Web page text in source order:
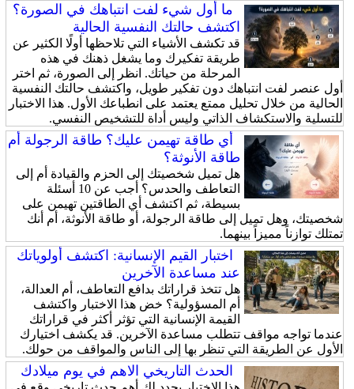
ما أول شيء لفت انتباهك في الصورة؟
اكتشف حالتك النفسية الحالية
قد تكشف الأشياء التي تلاحظها أولًا الكثير عن
طريقة تفكيرك وما يشغل ذهنك في هذه
المرحلة من حياتك. انظر إلى الصورة، ثم اختر
أول عنصر لفت انتباهك دون تفكير طويل، واكتشف حالتك النفسية
الحالية من خلال تحليل ممتع يعتمد على انطباعك الأول. هذا الاختبار
للتسلية والاستكشاف الذاتي وليس أداة للتشخيص النفسي.
أي طاقة تهيمن عليك؟ طاقة الرجولة أم
طاقة الأنوثة؟
هل تميل شخصيتك إلى الحزم والقيادة أم إلى
التعاطف والحدس؟ أجب عن 10 أسئلة
بسيطة، ثم اكتشف أي الطاقتين تهيمن على
شخصيتك، وهل تميل إلى طاقة الرجولة، أو طاقة الأنوثة، أم أنك
تمتلك توازناً مميزاً بينهما.
اختبار القيم الإنسانية: اكتشف أولوياتك
عند مساعدة الآخرين
هل تتخذ قراراتك بدافع التعاطف، أم العدالة،
أم المسؤولية؟ خض هذا الاختبار واكتشف
القيمة الإنسانية التي تؤثر أكثر في قراراتك
عندما تواجه مواقف تتطلب مساعدة الآخرين. قد يكشف اختيارك
الأول عن الطريقة التي تنظر بها إلى الناس والمواقف من حولك.
الحدث التاريخي الاهم في يوم ميلادك